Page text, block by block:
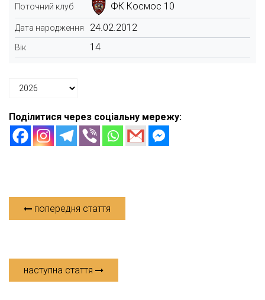
Поточний клуб ФК Космос 10
Дата народження 24.02.2012
Вік 14
Поділитися через соціальну мережу:
попередня стаття
наступна стаття